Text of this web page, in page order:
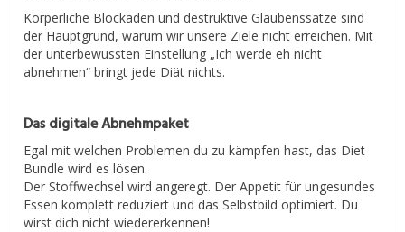
Körperliche Blockaden und destruktive Glaubenssätze sind
der Hauptgrund, warum wir unsere Ziele nicht erreichen. Mit
der unterbewussten Einstellung „Ich werde eh nicht
abnehmen“ bringt jede Diät nichts.
Das digitale Abnehmpaket
Egal mit welchen Problemen du zu kämpfen hast, das Diet
Bundle wird es lösen.
Der Stoffwechsel wird angeregt. Der Appetit für ungesundes
Essen komplett reduziert und das Selbstbild optimiert. Du
wirst dich nicht wiedererkennen!